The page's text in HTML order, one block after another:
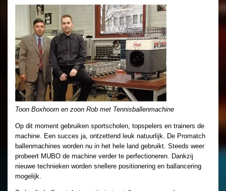
Toon Boxhoorn en zoon Rob met Tennisballenmachine
Op dit moment gebruiken sportscholen, topspelers en trainers de
machine. Een succes ja, ontzettend leuk natuurlijk. De Promatch
ballenmachines worden nu in het hele land gebruikt. Steeds weer
probeert MUBO de machine verder te perfectioneren. Dankzij
nieuwe technieken worden snellere positionering en ballancering
mogelijk.